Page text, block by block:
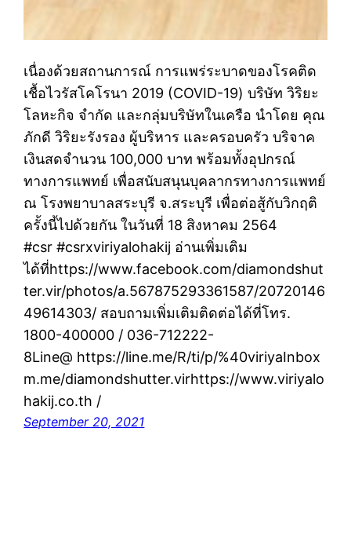
เนื่องด้วยสถานการณ์ การแพร่ระบาดของโรคติด
เชื้อไวรัสโคโรนา 2019 (COVID-19) บริษัท วิริยะ
โลหะกิจ จำกัด และกลุ่มบริษัทในเครือ นำโดย คุณ
ภักดี วิริยะรังรอง ผู้บริหาร และครอบครัว บริจาค
เงินสดจำนวน 100,000 บาท พร้อมทั้งอุปกรณ์
ทางการแพทย์ เพื่อสนับสนุนบุคลากรทางการแพทย์
ณ โรงพยาบาลสระบุรี จ.สระบุรี เพื่อต่อสู้กับวิกฤติ
ครั้งนี้ไปด้วยกัน ในวันที่ 18 สิงหาคม 2564
#csr #csrxviriyalohakij อ่านเพิ่มเติม
ได้ที่https://www.facebook.com/diamondshut
ter.vir/photos/a.567875293361587/20720146
49614303/ สอบถามเพิ่มเติมติดต่อได้ที่โทร.
1800-400000 / 036-712222-
8Line@ https://line.me/R/ti/p/%40viriyaInbox
m.me/diamondshutter.virhttps://www.viriyalo
hakij.co.th /
September 20, 2021